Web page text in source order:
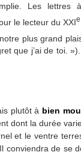
Les lettres
le lecteur du XXIe
plus grand
que j’ai de toi.
plutôt à bien
dont la durée
et le ventre
conviendra de se